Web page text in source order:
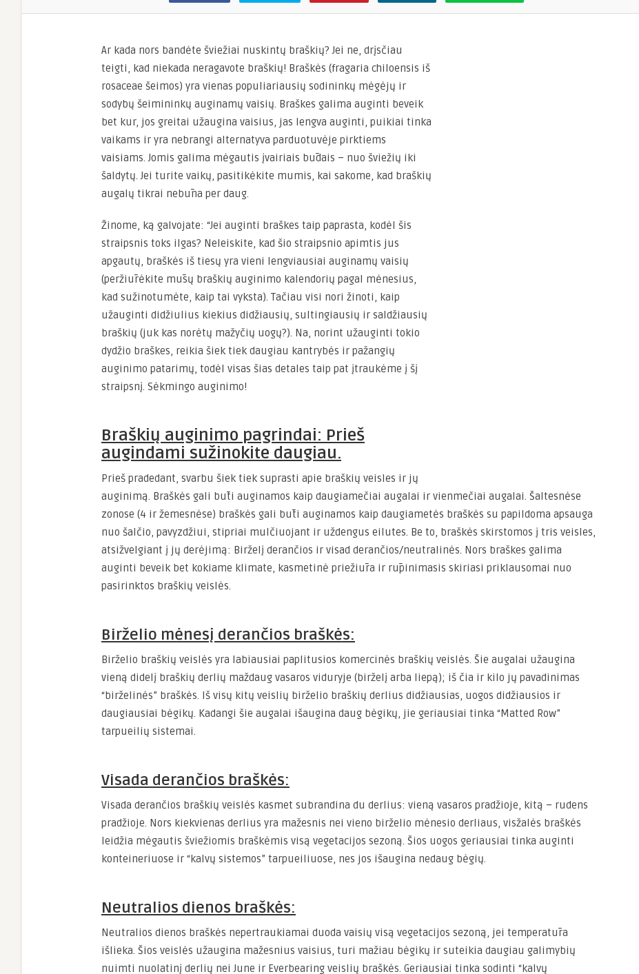
Ar kada nors bandėte šviežiai nuskintų braškių? Jei ne, drįsčiau
teigti, kad niekada neragavote braškių! Braškės (fragaria chiloensis iš
rosaceae šeimos) yra vienas populiariausių sodininkų mėgėjų ir
sodybų šeimininkų auginamų vaisių. Braškes galima auginti beveik
bet kur, jos greitai užaugina vaisius, jas lengva auginti, puikiai tinka
vaikams ir yra nebrangi alternatyva parduotuvėje pirktiems
vaisiams. Jomis galima mėgautis įvairiais būdais – nuo šviežių iki
šaldytų. Jei turite vaikų, pasitikėkite mumis, kai sakome, kad braškių
augalų tikrai nebūna per daug.
Žinome, ką galvojate: “Jei auginti braškes taip paprasta, kodėl šis
straipsnis toks ilgas? Neleiskite, kad šio straipsnio apimtis jus
apgautų, braškės iš tiesų yra vieni lengviausiai auginamų vaisių
(peržiūrėkite mūsų braškių auginimo kalendorių pagal mėnesius,
kad sužinotumėte, kaip tai vyksta). Tačiau visi nori žinoti, kaip
užauginti didžiulius kiekius didžiausių, sultingiausių ir saldžiausių
braškių (juk kas norėtų mažyčių uogų?). Na, norint užauginti tokio
dydžio braškes, reikia šiek tiek daugiau kantrybės ir pažangių
auginimo patarimų, todėl visas šias detales taip pat įtraukėme į šį
straipsnį. Sėkmingo auginimo!
Braškių auginimo pagrindai: Prieš
augindami sužinokite daugiau.
Prieš pradedant, svarbu šiek tiek suprasti apie braškių veisles ir jų
auginimą. Braškės gali būti auginamos kaip daugiamečiai augalai ir vienmečiai augalai. Šaltesnėse
zonose (4 ir žemesnėse) braškės gali būti auginamos kaip daugiametės braškės su papildoma apsauga
nuo šalčio, pavyzdžiui, stipriai mulčiuojant ir uždengus eilutes. Be to, braškės skirstomos į tris veisles,
atsižvelgiant į jų derėjimą: Birželį derančios ir visad derančios/neutralinės. Nors braškes galima
auginti beveik bet kokiame klimate, kasmetinė priežiūra ir rūpinimasis skiriasi priklausomai nuo
pasirinktos braškių veislės.
Birželio mėnesį derančios braškės:
Birželio braškių veislės yra labiausiai paplitusios komercinės braškių veislės. Šie augalai užaugina
vieną didelį braškių derlių maždaug vasaros viduryje (birželį arba liepą); iš čia ir kilo jų pavadinimas
“birželinės” braškės. Iš visų kitų veislių birželio braškių derlius didžiausias, uogos didžiausios ir
daugiausiai bėgikų. Kadangi šie augalai išaugina daug bėgikų, jie geriausiai tinka “Matted Row”
tarpueilių sistemai.
Visada derančios braškės:
Visada derančios braškių veislės kasmet subrandina du derlius: vieną vasaros pradžioje, kitą – rudens
pradžioje. Nors kiekvienas derlius yra mažesnis nei vieno birželio mėnesio derliaus, visžalės braškės
leidžia mėgautis šviežiomis braškėmis visą vegetacijos sezoną. Šios uogos geriausiai tinka auginti
konteineriuose ir “kalvų sistemos” tarpueiliuose, nes jos išaugina nedaug bėgių.
Neutralios dienos braškės:
Neutralios dienos braškės nepertraukiamai duoda vaisių visą vegetacijos sezoną, jei temperatūra
išlieka. Šios veislės užaugina mažesnius vaisius, turi mažiau bėgikų ir suteikia daugiau galimybių
nuimti nuolatinį derlių nei June ir Everbearing veislių braškės. Geriausiai tinka sodinti “kalvų